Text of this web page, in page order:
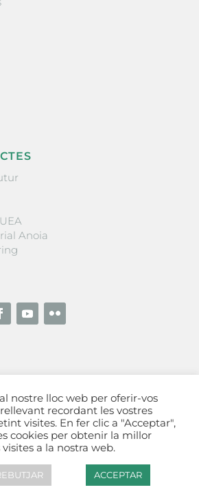
Anoia
l’Anoia (UEA)
08700 – Igualada(Barcelona)
de cookies [Configurar]
Fet a Igualada per Aladetres
nostre lloc web per oferir-vos
recordant les vostres
visites. En fer clic a "Acceptar",
cookies per obtenir la millor
a la nostra web.
ACCEPTAR